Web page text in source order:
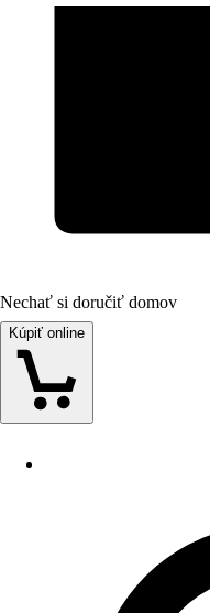
Nechať si doručiť domov
Kúpiť online